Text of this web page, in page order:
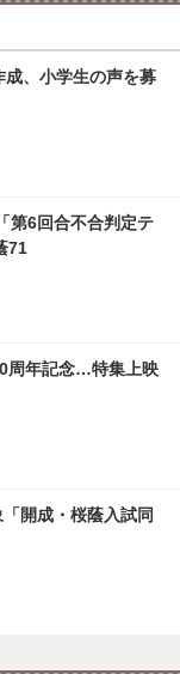
、小学生の声を募
第6回合不合判定テ
71
周年記念…特集上映
開成・桜蔭入試同